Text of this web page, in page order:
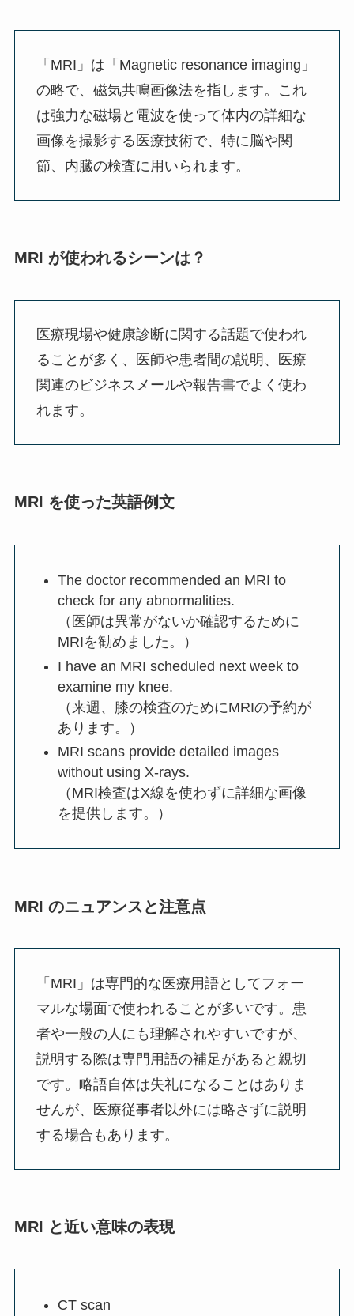
「MRI」は「Magnetic resonance imaging」
の略で、磁気共鳴画像法を指します。これ
は強力な磁場と電波を使って体内の詳細な
画像を撮影する医療技術で、特に脳や関
節、内臓の検査に用いられます。
MRI が使われるシーンは？
医療現場や健康診断に関する話題で使われ
ることが多く、医師や患者間の説明、医療
関連のビジネスメールや報告書でよく使わ
れます。
MRI を使った英語例文
The doctor recommended an MRI to
check for any abnormalities.
（医師は異常がないか確認するために
MRIを勧めました。）
I have an MRI scheduled next week to
examine my knee.
（来週、膝の検査のためにMRIの予約が
あります。）
MRI scans provide detailed images
without using X-rays.
（MRI検査はX線を使わずに詳細な画像
を提供します。）
MRI のニュアンスと注意点
「MRI」は専門的な医療用語としてフォー
マルな場面で使われることが多いです。患
者や一般の人にも理解されやすいですが、
説明する際は専門用語の補足があると親切
です。略語自体は失礼になることはありま
せんが、医療従事者以外には略さずに説明
する場合もあります。
MRI と近い意味の表現
CT scan